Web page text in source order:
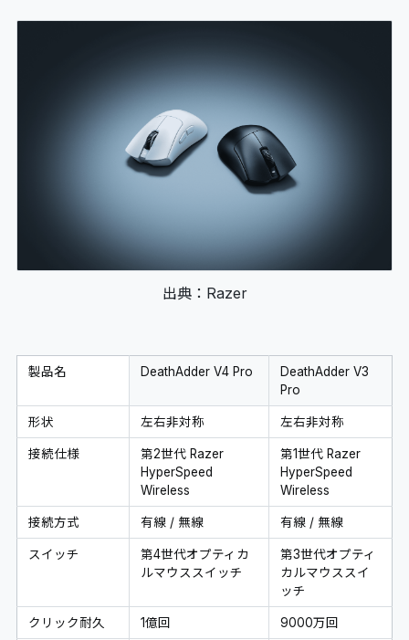
出典：Razer
製品名 DeathAdder V4 Pro
DeathAdder V3
Pro
形状 左右非対称 左右非対称
接続仕様
第2世代 Razer
HyperSpeed
Wireless
第1世代 Razer
HyperSpeed
Wireless
接続方式 有線 / 無線 有線 / 無線
スイッチ
第4世代オプティカ
ルマウススイッチ
第3世代オプティ
カルマウススイ
ッチ
クリック耐久 1億回 9000万回